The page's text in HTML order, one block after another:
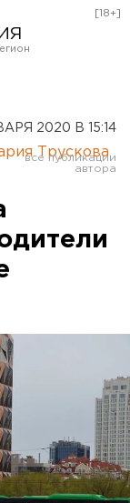
[18+]
2020 В 15:14
Трускова